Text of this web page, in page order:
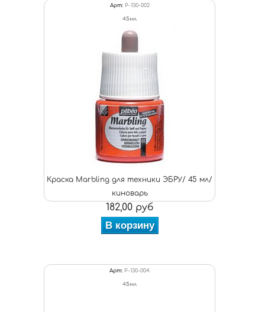
Арт: P-130-002
45мл
Краска Marbling для техники ЭБРУ/ 45 мл/
киноварь
182,00 руб
В корзину
Арт: P-130-004
45мл